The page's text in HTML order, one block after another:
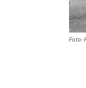
Foto: